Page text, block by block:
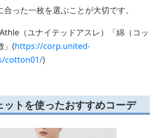
った一枚を選ぶことが大切です。
（ユナイテッドアスレ）「綿（コッ
」(https://corp.united-
cotton01/)
ットを使ったおすすめコーデ